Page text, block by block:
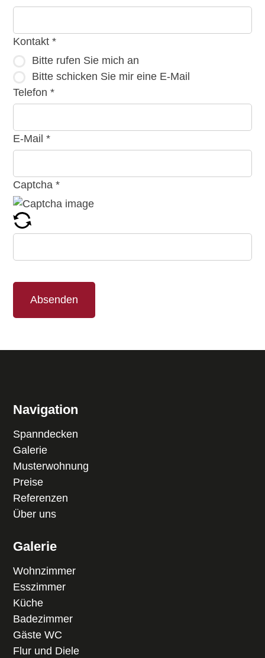
Kontakt*
Bitte rufen Sie mich an
Bitte schicken Sie mir eine E-Mail
Telefon*
E-Mail*
Captcha*
Absenden
Navigation
Spanndecken
Galerie
Musterwohnung
Preise
Referenzen
Über uns
Galerie
Wohnzimmer
Esszimmer
Küche
Badezimmer
Gäste WC
Flur und Diele